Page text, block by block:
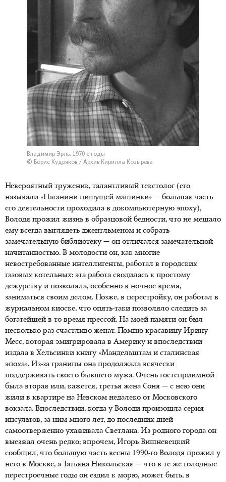
Владимир Эрль. 1970-е годы
© Борис Кудряков / Архив Кирилла Козырева
Невероятный труженик, талантливый текстолог (его
называли «Паганини пишущей машинки» — большая часть
его деятельности проходила в докомпьютерную эпоху),
Володя прожил жизнь в образцовой бедности, что не мешало
ему всегда выглядеть джентльменом и собрать
замечательную библиотеку — он отличался замечательной
начитанностью. В молодости он, как многие
невостребованные интеллигенты, работал в городских
газовых котельных: эта работа сводилась к простому
дежурству и позволяла, особенно в ночное время,
заниматься своим делом. Позже, в перестройку, он работал в
журнальном киоске, что опять-таки позволяло следить за
богатейшей в то время прессой. На моей памяти он был
несколько раз счастливо женат. Помню красавицу Ирину
Месс, которая эмигрировала в Америку и впоследствии
издала в Хельсинки книгу «Мандельштам и сталинская
эпоха». Из-за границы она продолжала всячески
поддерживать своего бывшего мужа. Очень гостеприимной
была вторая или, кажется, третья жена Соня — с нею они
жили в квартире на Невском недалеко от Московского
вокзала. Впоследствии, когда у Володи произошла серия
инсультов, за ним много лет, до последних дней
самоотверженно ухаживала Светлана. Из родного города он
выезжал очень редко; впрочем, Игорь Вишневецкий
сообщил, что большую часть весны 1990-го Володя прожил у
него в Москве, а Татьяна Никольская — что в те же голодные
перестроечные годы он ездил к морю, может быть, в